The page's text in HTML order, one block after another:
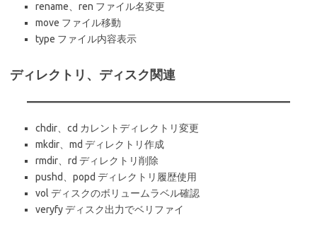
rename、ren ファイル名変更
move ファイル移動
type ファイル内容表示
ディレクトリ、ディスク関連
chdir、cd カレントディレクトリ変更
mkdir、md ディレクトリ作成
rmdir、rd ディレクトリ削除
pushd、popd ディレクトリ履歴使用
vol ディスクのボリュームラベル確認
veryfy ディスク出力でベリファイ